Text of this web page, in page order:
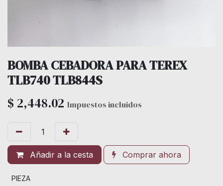
BOMBA CEBADORA PARA TEREX
TLB740 TLB844S
$ 2,448.02 Impuestos incluidos
Añadir a la cesta Comprar ahora
PIEZA